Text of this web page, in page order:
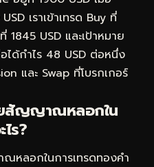
เราเข้าเทรด Buy ที่
USD และเป้าหมาย
ได้กำไร 48 USD ต่อหนึ่ง
และ Swap ที่โบรกเกอร์
ยสัญญาณหลอกใน
ร?
หลอกในการเทรดทองคำ